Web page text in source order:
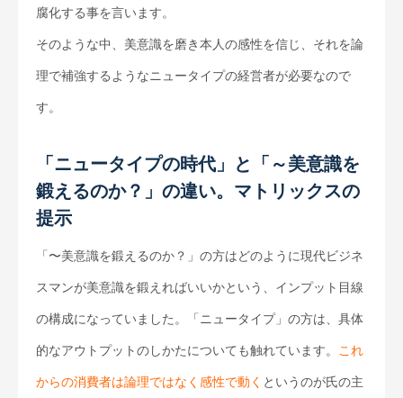
腐化する事を言います。
そのような中、美意識を磨き本人の感性を信じ、それを論
理で補強するようなニュータイプの経営者が必要なので
す。
「ニュータイプの時代」と「～美意識を
鍛えるのか？」の違い。マトリックスの
提示
「〜美意識を鍛えるのか？」の方はどのように現代ビジネ
スマンが美意識を鍛えればいいかという、インプット目線
の構成になっていました。「ニュータイプ」の方は、具体
的なアウトプットのしかたについても触れています。 これ
からの消費者は論理ではなく感性で動く というのが氏の主